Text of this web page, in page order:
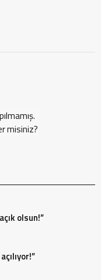
misiniz?
olsun!”